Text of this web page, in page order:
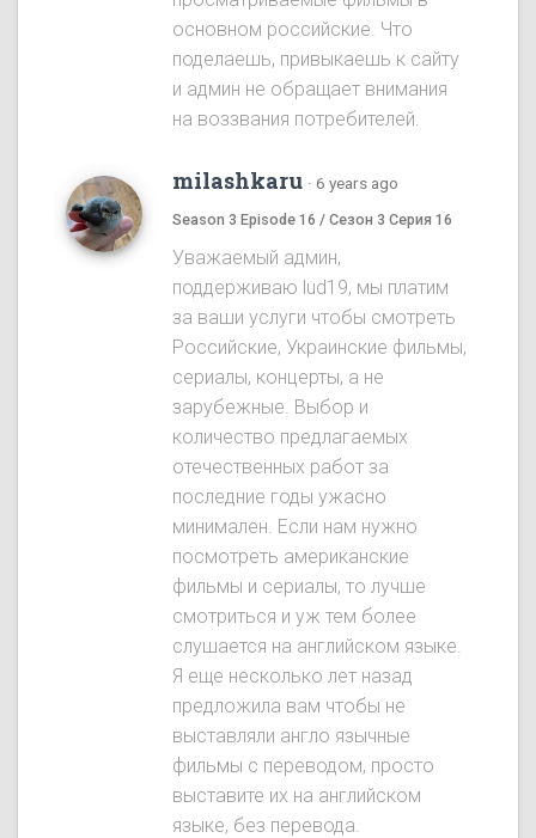
основном российские. Что
поделаешь, привыкаешь к сайту
и админ не обращает внимания
на воззвания потребителей.
milashkaru · 6 years ago
Season 3 Episode 16 / Сезон 3 Серия 16
Уважаемый админ,
поддерживаю lud19, мы платим
за ваши услуги чтобы смотреть
Российские, Украинские фильмы,
сериалы, концерты, а не
зарубежные. Выбор и
количество предлагаемых
отечественных работ за
последние годы ужасно
минимален. Если нам нужно
посмотреть американские
фильмы и сериалы, то лучше
смотриться и уж тем более
слушается на английском языке.
Я еще несколько лет назад
предложила вам чтобы не
выставляли англо язычные
фильмы с переводом, просто
выставите их на английском
языке, без перевода.